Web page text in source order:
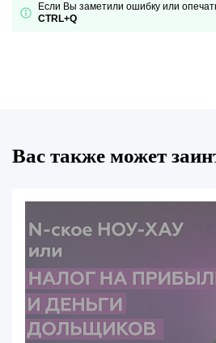
Если Вы заметили ошибку или
CTRL+Q
Вас также может